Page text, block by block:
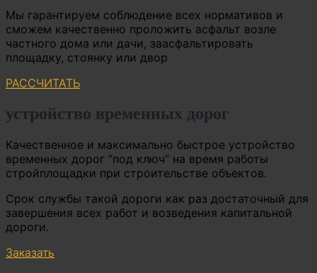
Мы гарантируем соблюдение всех нормативов и
сможем качественно проложить асфальт возле
частного дома или дачи, заасфальтировать
площадку, стоянку или двор
РАССЧИТАТЬ
устройство временных дорог
Качественное и максимально быстрое устройство
временных дорог “под ключ” на время работы
стройплощадки при строительстве объектов.
Срок службы такой дороги как раз достаточный для
завершения всех работ и возведения капитальной
дороги.
Заказать